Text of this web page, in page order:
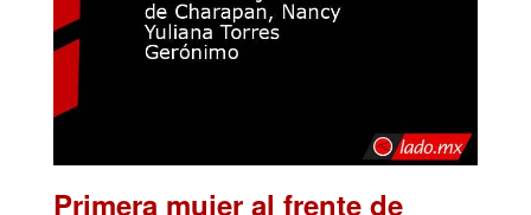
Primera mujer al frente de